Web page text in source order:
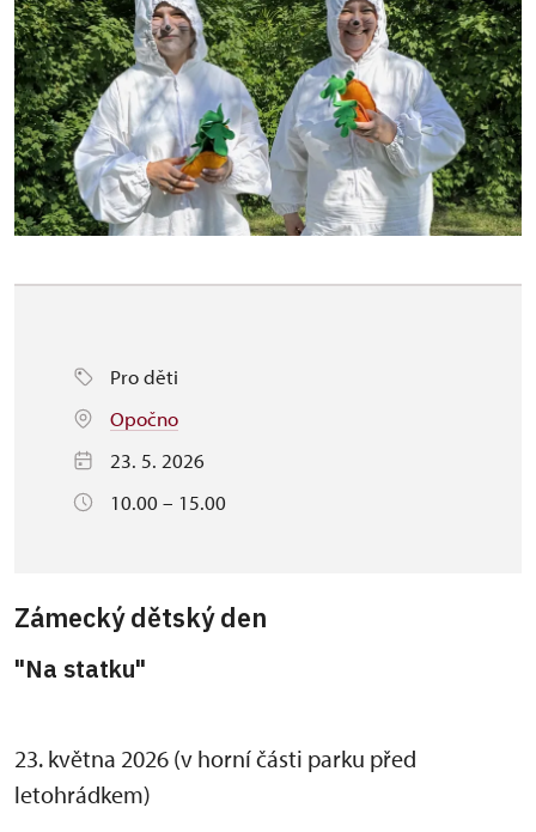
Pro děti
Opočno
23. 5. 2026
10.00 – 15.00
Zámecký dětský den
"Na statku"
23. května 2026 (v horní části parku před
letohrádkem)